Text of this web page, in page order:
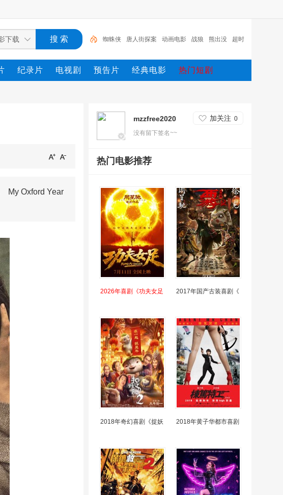
蜘蛛侠 唐人街探案 动画电影 战狼 熊出没 超时
空 哥斯拉 重生 冰雪奇缘2 斗罗大陆
纪录片 电视剧 预告片 经典电影 热门短剧
Oxford Year
mzzfree2020 加关注 0
没有留下签名~~
热门电影推荐
2026年喜剧《功夫女足 2017年国产古装喜剧《
2018年奇幻喜剧《捉妖 2018年黄子华都市喜剧